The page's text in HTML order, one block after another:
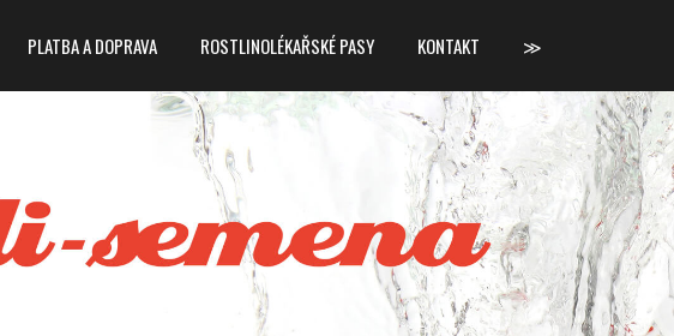
PLATBA A DOPRAVA ROSTLINOLÉKAŘSKÉ PASY KONTAKT ≫